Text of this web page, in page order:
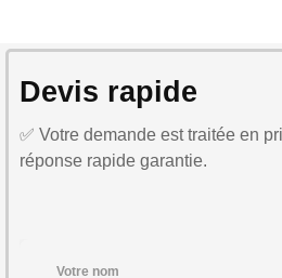
Devis rapide
✅ Votre demande est traitée en
réponse rapide garantie.
Votre nom